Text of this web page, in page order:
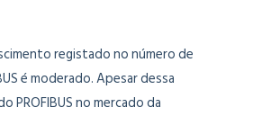
registado no número de
é moderado. Apesar dessa
PROFIBUS no mercado da